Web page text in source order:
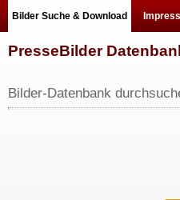
Bilder Suche & Download
PresseBilder
Bilder-Datenbank